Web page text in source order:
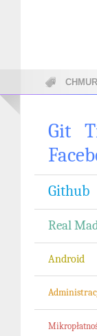
Git
Github
Real
Android